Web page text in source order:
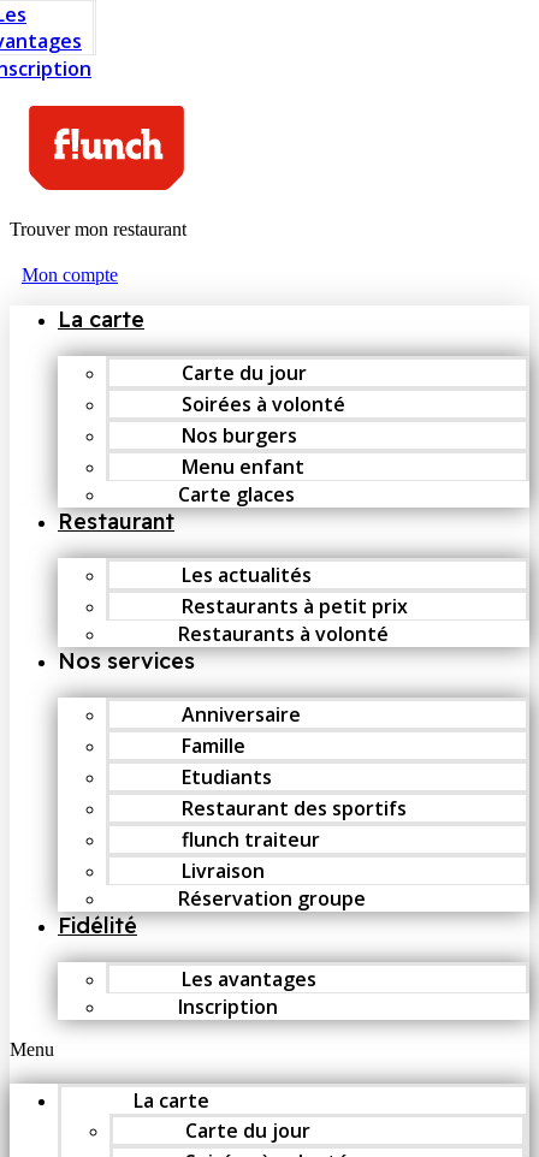
Trouver mon restaurant
Mon compte
La carte
Carte du jour
Soirées à volonté
Nos burgers
Menu enfant
Carte glaces
Restaurant
Les actualités
Restaurants à petit prix
Restaurants à volonté
Nos services
Anniversaire
Famille
Etudiants
Restaurant des sportifs
flunch traiteur
Livraison
Réservation groupe
Fidélité
Les avantages
Inscription
Menu
La carte
Carte du jour